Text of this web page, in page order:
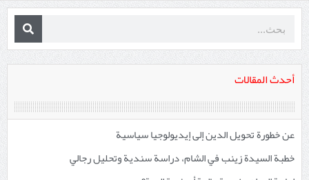
أحدث المقالات
عن خطورة تحويل الدين إلى إيديولوجيا سياسية
خطبة السيدة زينب في الشام، دراسة سندية وتحليل رجالي